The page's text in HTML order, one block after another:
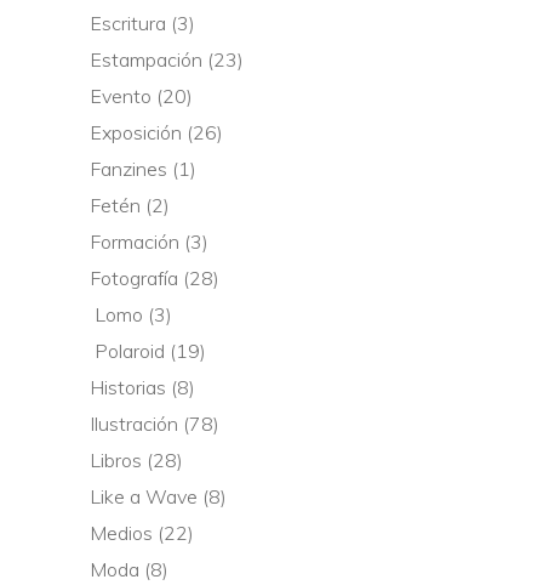
Escritura (3)
Estampación (23)
Evento (20)
Exposición (26)
Fanzines (1)
Fetén (2)
Formación (3)
Fotografía (28)
Lomo (3)
Polaroid (19)
Historias (8)
Ilustración (78)
Libros (28)
Like a Wave (8)
Medios (22)
Moda (8)